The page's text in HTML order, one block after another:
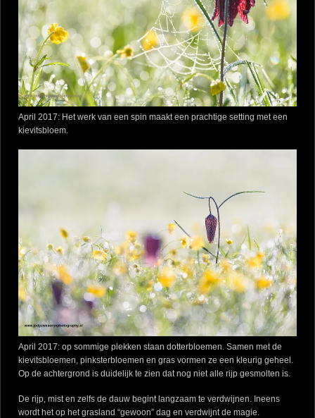
April 2017: Het werk van een spin maakt een prachtige setting met een
kievitsbloem.
April 2017: op sommige plekken staan dotterbloemen. Samen met de
kievitsbloemen, pinksterbloemen en gras vormen ze een kleurig geheel.
Op de achtergrond is duidelijk te zien dat nog niet alle rijp gesmolten is.
De rijp, mist en zelfs de dauw begint langzaam te verdwijnen. Ineens
wordt het op het grasland “gewoon” dag en verdwijnt de magie.